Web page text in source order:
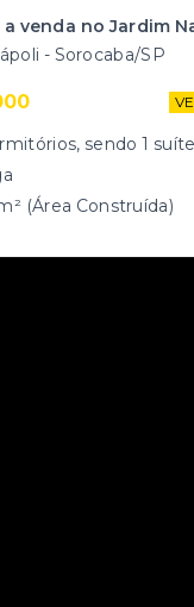
a venda no Jardim
- Sorocaba/SP
, sendo1 suíte
(Área Construída)